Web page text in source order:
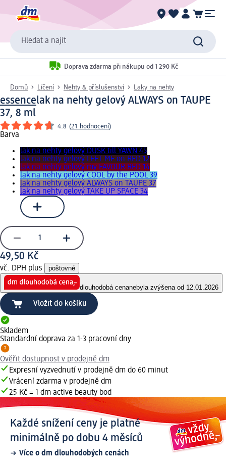
Hledat a najít
Doprava zdarma při nákupu od 1 290 Kč
Domů Líčení Nehty & příslušenství Laky na nehty
essencelak na nehty gelový ALWAYS on TAUPE
37, 8 ml
4.8 (21 hodnocení)
Barva
lak na nehty gelový DUSK till YAWN 45
lak na nehty gelový LEFT ME on RED 12
lak na nehty gelový my FAVOUR RED 14
lak na nehty gelový COOL by the POOL 39
lak na nehty gelový ALWAYS on TAUPE 37
lak na nehty gelový TAKE UP SPACE 34
49,50 Kč
vč. DPH plus poštovné
dlouhodobá cenanebyla zvýšena od 12.01.2026
Vložit do košíku
Skladem
Standardní doprava za 1-3 pracovní dny
Ověřit dostupnost v prodejně dm
Expresní vyzvednutí v prodejně dm do 60 minut
Vrácení zdarma v prodejně dm
25 Kč = 1 dm active beauty bod
Každé snížení ceny je platné
minimálně po dobu 4 měsíců
Více o dm dlouhodobých cenách